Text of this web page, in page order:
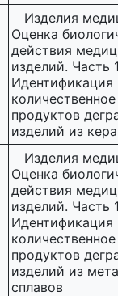
Изделия
Оценка
действия
изделий. Часть
Идентификация
продуктов
изделий из
Изделия
Оценка
действия
изделий. Часть
Идентификация
продуктов
изделий из
сплавов